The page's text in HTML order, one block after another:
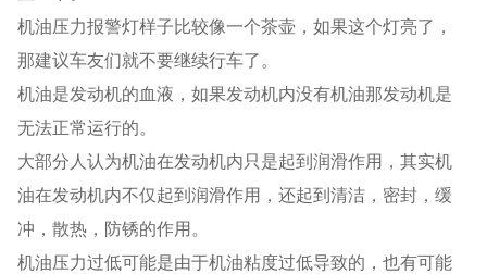
机油压力报警灯样子比较像一个茶壶，如果这个灯亮了，
那建议车友们就不要继续行车了。
机油是发动机的血液，如果发动机内没有机油那发动机是
无法正常运行的。
大部分人认为机油在发动机内只是起到润滑作用，其实机
油在发动机内不仅起到润滑作用，还起到清洁，密封，缓
冲，散热，防锈的作用。
机油压力过低可能是由于机油粘度过低导致的，也有可能